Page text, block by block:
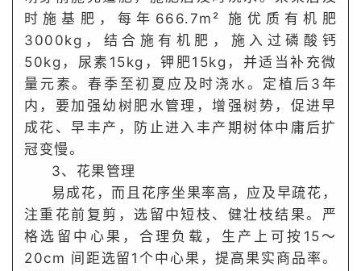
时施基肥，每年666.7m² 施优质有机肥
3000kg，结合施有机肥，施入过磷酸钙
50kg，尿素15kg，钾肥15kg，并适当补充微
量元素。春季至初夏应及时浇水。 定植后3年
内，要加强幼树肥水管理，增强树势，促进早
成花、早丰产，防止进入丰产期树体中庸后扩
冠变慢。
3、花果管理
易成花，而且花序坐果率高，应及早疏花，
注重花前复剪，选留中短枝、健壮枝结果。 严
格选留中心果，合理负载，生产上可按15～
20cm 间距选留1个中心果，提高果实商品率。